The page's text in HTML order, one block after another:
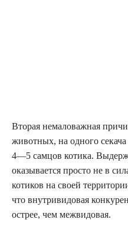
Вторая немаловажная
животных, на одного
4—5 самцов котика.
оказывается просто не в
котиков на своей
что внутривидовая
острее, чем межвидовая.